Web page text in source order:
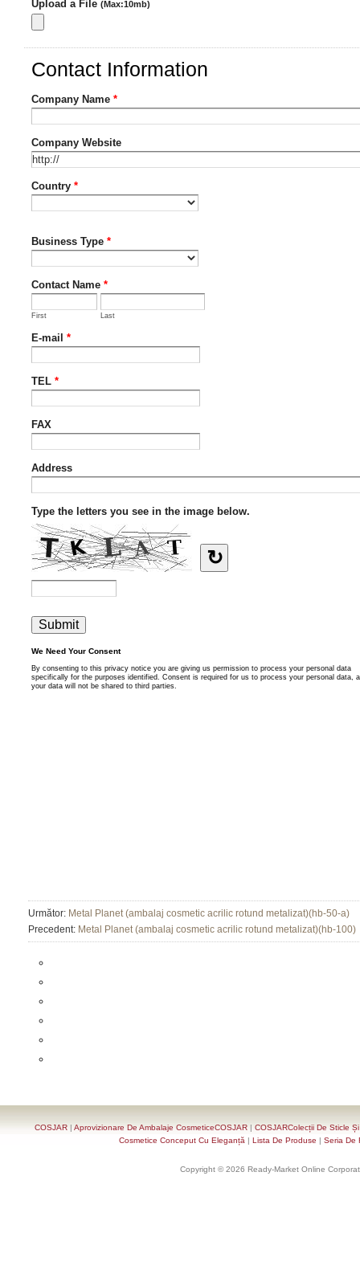
Următor: Metal Planet (ambalaj cosmetic acrilic rotund metalizat)(hb-50-a)
Precedent: Metal Planet (ambalaj cosmetic acrilic rotund metalizat)(hb-100)
COSJAR | Aprovizionare De Ambalaje CosmeticeCOSJAR | COSJARColecții De Sticle
Cosmetice Conceput Cu Eleganță | Lista De Produse | Seria De
Copyright © 2026 Ready-Market Online